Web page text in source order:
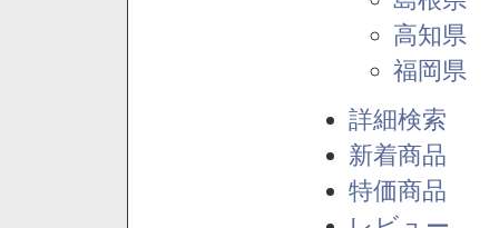
高知県
福岡県
詳細検索
新着商品
特価商品